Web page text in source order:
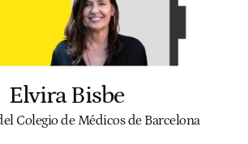
Elvira Bisbe
Colegio de Médicos de Barcelona